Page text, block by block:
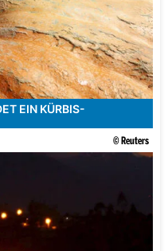
EIN KÜRBIS-
© Reuters